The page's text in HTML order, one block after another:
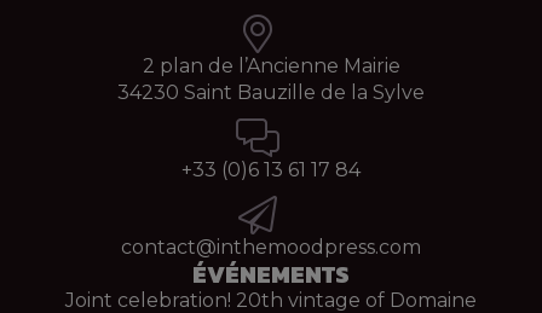
2 plan de l’Ancienne Mairie
34230 Saint Bauzille de la Sylve
+33 (0)6 13 61 17 84
contact@inthemoodpress.com
ÉVÉNEMENTS
Joint celebration! 20th vintage of Domaine